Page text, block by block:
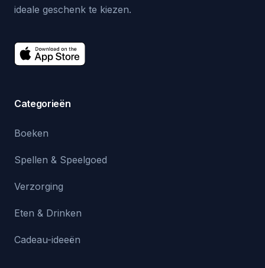
ideale geschenk te kiezen.
Categorieën
Boeken
Spellen & Speelgoed
Verzorging
Eten & Drinken
Cadeau-ideeën